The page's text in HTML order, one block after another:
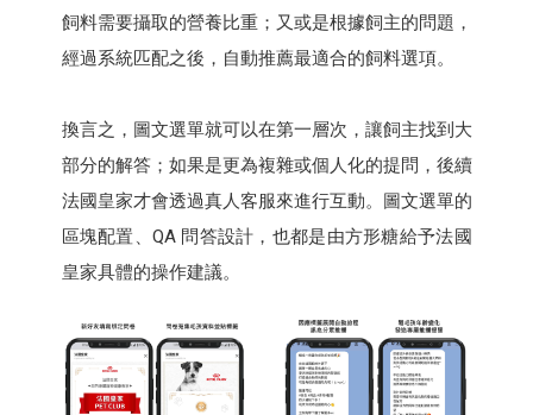
飼料需要攝取的營養比重；又或是根據飼主的問題，
經過系統匹配之後，自動推薦最適合的飼料選項。
換言之，圖文選單就可以在第一層次，讓飼主找到大
部分的解答；如果是更為複雜或個人化的提問，後續
法國皇家才會透過真人客服來進行互動。圖文選單的
區塊配置、QA 問答設計，也都是由方形糖給予法國
皇家具體的操作建議。